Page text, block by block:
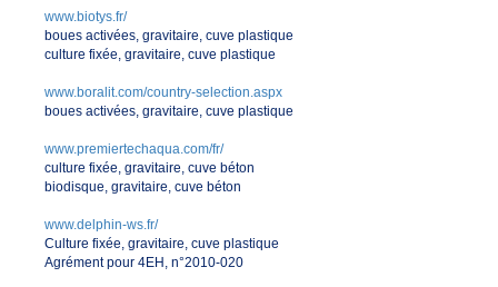
www.biotys.fr/
boues activées, gravitaire, cuve plastique
culture fixée, gravitaire, cuve plastique
www.boralit.com/country-selection.aspx
boues activées, gravitaire, cuve plastique
www.premiertechaqua.com/fr/
culture fixée, gravitaire, cuve béton
biodisque, gravitaire, cuve béton
www.delphin-ws.fr/
Culture fixée, gravitaire, cuve plastique
Agrément pour 4EH, n°2010-020